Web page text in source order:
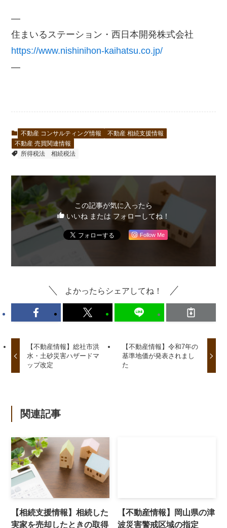
—
住まいるステーション・西日本開発株式会社
https://www.nishinihon-kaihatsu.co.jp/
—
不動産 コンサルティング情報
不動産 相続支援情報
不動産 売買関連情報
所得税法
相続税法
この記事が気に入ったら
いいね または フォローしてね！
Follow Me
よかったらシェアしてね！
【不動産情報】総社市洪
水・土砂災害ハザードマ
ップ改定
【不動産情報】令和7年の
基準地価が発表されまし
た
関連記事
【相続支援情報】相続した
実家を売却したときの取得
【不動産情報】岡山県の津
波災害警戒区域の指定